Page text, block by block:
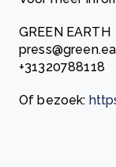
GREEN EARTH
+31320788118
Of bezoek: